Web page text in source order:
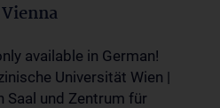
available in German!
Universität Wien |
Saal und Zentrum für